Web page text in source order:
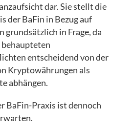
dar. Sie stellt die
der BaFin in Bezug auf
grundsätzlich in Frage, da
behaupteten
entscheidend von der
Kryptowährungen als
abhängen.
BaFin-Praxis ist dennoch